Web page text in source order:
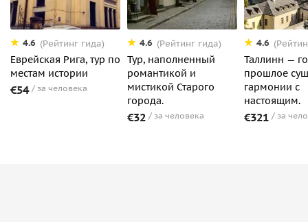
4.6 (Рейтинг гида)
Еврейская Рига, тур по
местам истории
€54 за человека
4.6 (Рейтинг гида)
Тур, наполненный
романтикой и
мистикой Старого
города.
€32 за человека
4.6
Таллинн —
прошлое
гармонии с
настоящим.
€321 за